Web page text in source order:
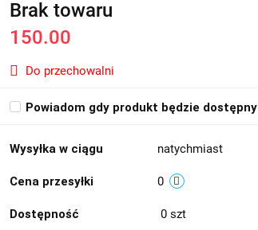
Brak towaru
150.00
Do przechowalni
Powiadom gdy produkt będzie dostępny
Wysyłka w ciągu natychmiast
Cena przesyłki 0
Dostępność 0 szt